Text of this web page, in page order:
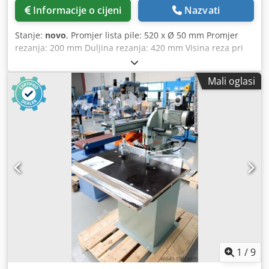
🔹 Osnovni okvir stroja (stavka br. 30002) 🔹 Valjkasti
transporter materijala 🔹 Granica dužine serije MD 50 🔹
Visokoučinkovito mazivo za aluminij (br. stavke 80004) UK
300 P nudi jednostavno, sigurno i fleksibilno rješenje za
precizne rezove u različitim materijalima. Plantec
Maschinen GmbH
Informacije o cijeni Nazvati
Stanje: novo, Promjer lista pile: 520 x Ø 50 mm Promjer
rezanja: 200 mm Duljina rezanja: 420 mm Visina reza pri
45°: 140 mm Dimenzije lista pile: 520 x 3,6/3,0 x 50 mm
Broj okretaja: 2800 o/min Promjer priključka za usisavanje:
100 mm Dksdpsxaaxdefx Ailjr Ukupna potrebna snaga: 3,0
kW Težina stroja: cca 310 kg Dimenzije (D-Š-V): 1400 x 900 x
1650 mm - Kružne pile za poprečne i kutne rezove -
Dvostrano podešavanje kuta rezanja (60°/45°) s
graničnicima - Dvostrano šiftersko rezanje (60°/45°) s
graničnicima - Stabilna konstrukcija od sivog lijeva -
Precizno vođenje kolica alata putem kugličnih ležajeva na
kaljenim i brušenim čeličnim vodilicama - Ručno
pomicanje pile - Beskonačno podesiva visina lista pile -
Priključak za opcionalno usisavanje Oprema: - Motor snage
3,0 kW za ALU rezanje - List pile se naginje pomoću ručnog
kotača i pužnog prijenosa (šiftersko rezanje) - Promjer lista
pile: 520 mm - Promjer rupe lista pile: 50 mm - Broj
okretaja lista pile: 2.800 o/min - Motor: 400 V / 3 kW
(S6/40%) s kočnicom i automatskim Y/D pokretanjem -
Mali oglasi
1 /9